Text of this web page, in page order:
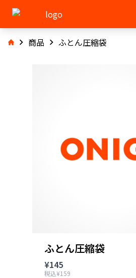
商品 ふとん圧縮袋
ふとん圧縮袋
¥145
税込¥159